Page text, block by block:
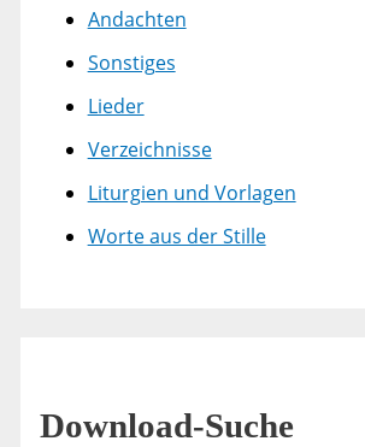
Andachten
Sonstiges
Lieder
Verzeichnisse
Liturgien und Vorlagen
Worte aus der Stille
Download-Suche